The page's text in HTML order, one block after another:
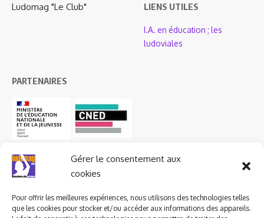
Gérer le consentement aux
cookies
Pour offrir les meilleures expériences, nous utilisons des technologies telles
que les cookies pour stocker et/ou accéder aux informations des appareils.
Ludomag "Le Club"
LIENS UTILES
I.A. en éducation ; les
ludoviales
PARTENAIRES